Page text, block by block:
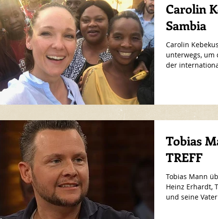
Carolin
Sambia
Carolin
unterwegs, um
der
Tobias
TREFF
Tobias Mann
Heinz Erhardt,
und seine